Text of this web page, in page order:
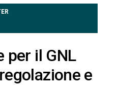
per il GNL
e